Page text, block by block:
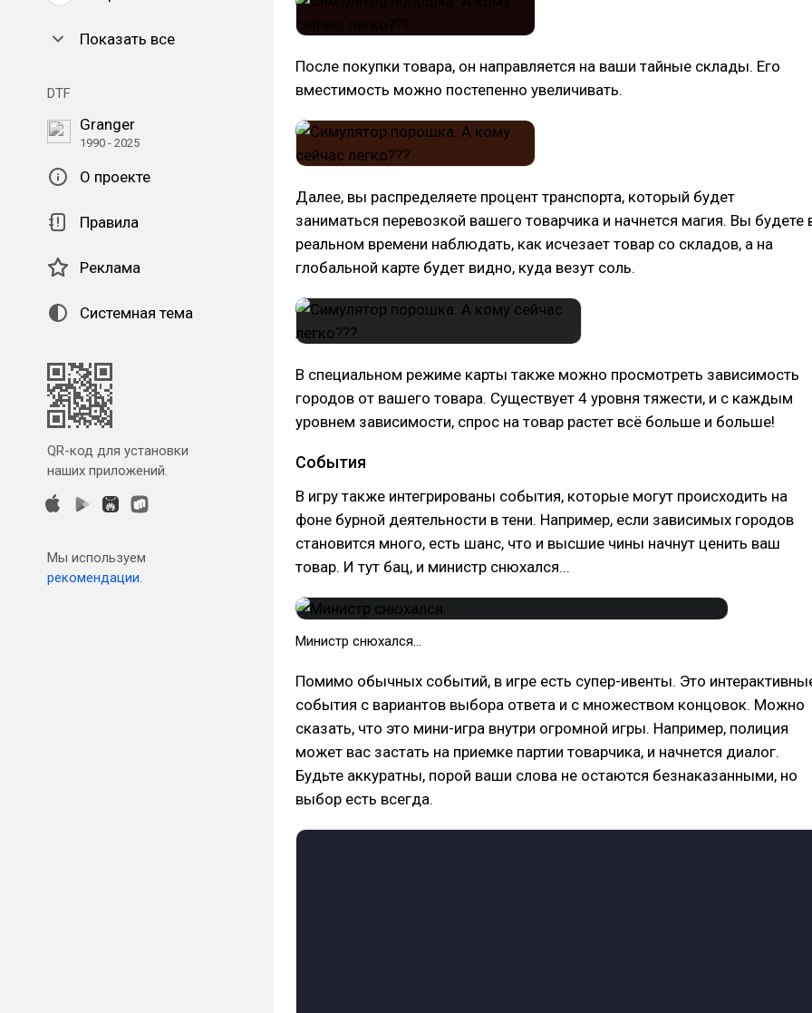
Показать все
DTF
Granger
1990 - 2025
О проекте
Правила
Реклама
Системная тема
QR-код для установки
наших приложений.
Мы используем
рекомендации.
После покупки товара, он направляется на ваши тайные склады. Его
вместимость можно постепенно увеличивать.
Далее, вы распределяете процент транспорта, который будет
заниматься перевозкой вашего товарчика и начнется магия. Вы будете
реальном времени наблюдать, как исчезает товар со складов, а на
глобальной карте будет видно, куда везут соль.
В специальном режиме карты также можно просмотреть зависимость
городов от вашего товара. Существует 4 уровня тяжести, и с каждым
уровнем зависимости, спрос на товар растет всё больше и больше!
События
В игру также интегрированы события, которые могут происходить на
фоне бурной деятельности в тени. Например, если зависимых городов
становится много, есть шанс, что и высшие чины начнут ценить ваш
товар. И тут бац, и министр снюхался...
Министр снюхался...
Помимо обычных событий, в игре есть супер-ивенты. Это
события с вариантов выбора ответа и с множеством концовок. Можно
сказать, что это мини-игра внутри огромной игры. Например, полиция
может вас застать на приемке партии товарчика, и начнется диалог.
Будьте аккуратны, порой ваши слова не остаются безнаказанными, но
выбор есть всегда.